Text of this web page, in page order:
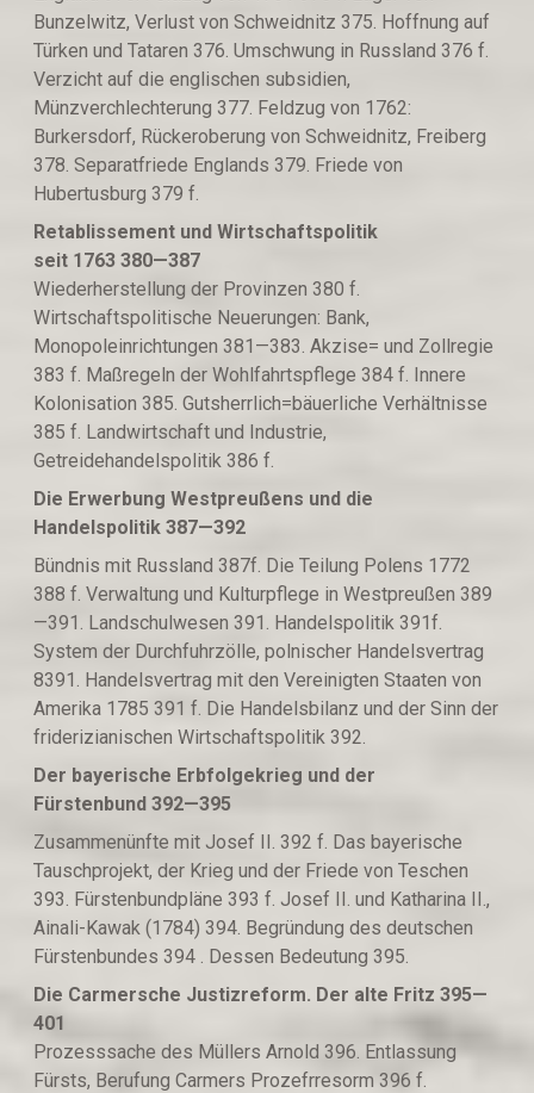
Bunzelwitz, Verlust von Schweidnitz 375. Hoffnung auf
Türken und Tataren 376. Umschwung in Russland 376 f.
Verzicht auf die englischen subsidien,
Münzverchlechterung 377. Feldzug von 1762:
Burkersdorf, Rückeroberung von Schweidnitz, Freiberg
378. Separatfriede Englands 379. Friede von
Hubertusburg 379 f.
Retablissement und Wirtschaftspolitik
seit 1763380—387
Wiederherstellung der Provinzen 380 f.
Wirtschaftspolitische Neuerungen: Bank,
Monopoleinrichtungen 381—383. Akzise= und Zollregie
383 f. Maßregeln der Wohlfahrtspflege 384 f. Innere
Kolonisation 385. Gutsherrlich=bäuerliche Verhältnisse
385 f. Landwirtschaft und Industrie,
Getreidehandelspolitik 386 f.
Die Erwerbung Westpreußens und die
Handelspolitik 387—392
Bündnis mit Russland 387f. Die Teilung Polens 1772
388 f. Verwaltung und Kulturpflege in Westpreußen 389
—391. Landschulwesen 391. Handelspolitik 391f.
System der Durchfuhrzölle, polnischer Handelsvertrag
8391. Handelsvertrag mit den Vereinigten Staaten von
Amerika 1785 391 f. Die Handelsbilanz und der Sinn der
friderizianischen Wirtschaftspolitik 392.
Der bayerische Erbfolgekrieg und der
Fürstenbund392—395
Zusammenünfte mit Josef II. 392 f. Das bayerische
Tauschprojekt, der Krieg und der Friede von Teschen
393. Fürstenbundpläne 393 f. Josef II. und Katharina II.,
Ainali-Kawak (1784) 394. Begründung des deutschen
Fürstenbundes 394 . Dessen Bedeutung 395.
Die Carmersche Justizreform. Der alte Fritz395—
401
Prozesssache des Müllers Arnold 396. Entlassung
Fürsts, Berufung Carmers Prozefrresorm 396 f.